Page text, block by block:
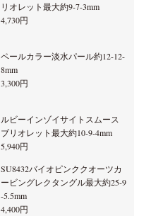
リオレット最大約9-7-3mm
4,730円
ペールカラー淡水パール約12-12-
8mm
3,300円
ルビーインゾイサイトスムース
ブリオレット最大約10-9-4mm
5,940円
SU8432バイオピンククオーツカ
ービングレクタングル最大約25-9
-5.5mm
4,400円